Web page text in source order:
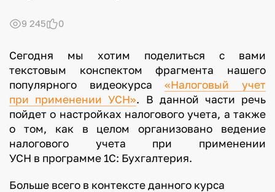
9 245 0
Сегодня мы хотим поделиться с вами
текстовым конспектом фрагмента нашего
популярного видеокурса«Налоговый учет
при применении УСН». В данной части речь
пойдет о настройках налогового учета, а также
о том, как в целом организовано ведение
налогового учета при применении
УСН в программе 1С: Бухгалтерия.
Больше всего в контексте данного курса